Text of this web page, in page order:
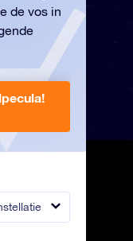
de vos in